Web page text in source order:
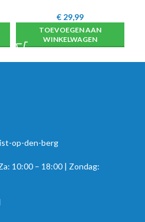
€ 29,99
TOEVOEGEN AAN
WINKELWAGEN
op-den-berg
10:00 – 18:00 | Zondag: